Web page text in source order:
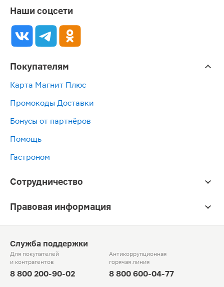
Наши соцсети
Покупателям
Карта Магнит Плюс
Промокоды Доставки
Бонусы от партнёров
Помощь
Гастроном
Сотрудничество
Правовая информация
Служба поддержки
Для покупателей
и контрагентов
8 800 200-90-02
Антикоррупционная
горячая линия
8 800 600-04-77